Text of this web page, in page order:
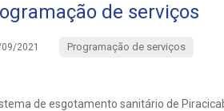
de serviços
2021 Programação de serviços
de esgotamento sanitário de